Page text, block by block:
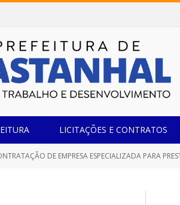
LICITAÇÕES E CONTRATOS
PARA PRESTAÇÃO DE SERVIÇOS DE TRANSPORTE ESCOLAR PARA